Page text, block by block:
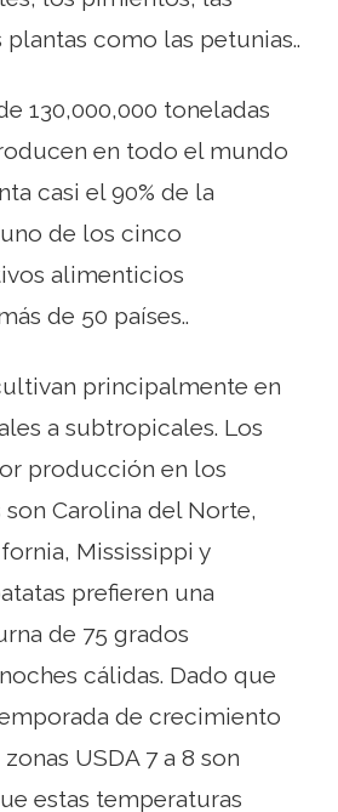
plantas como las petunias..
130,000,000 toneladas
en todo el mundo
casi el 90% de la
de los cinco
alimenticios
de 50 países..
principalmente en
a subtropicales. Los
producción en los
Carolina del Norte,
Mississippi y
prefieren una
de 75 grados
cálidas. Dado que
de crecimiento
USDA 7 a 8 son
estas temperaturas